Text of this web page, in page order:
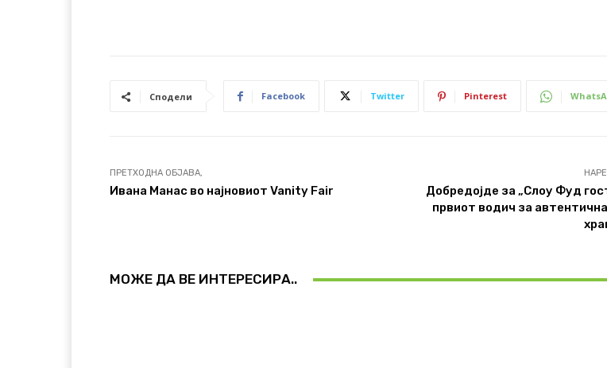
Сподели Facebook Twitter Pinterest
ПРЕТХОДНА ОБЈАВА,
Ивана Манас во најновиот Vanity Fair
Добредојде за „Слоу Фуд
првиот водич за
МОЖЕ ДА ВЕ ИНТЕРЕСИРА..